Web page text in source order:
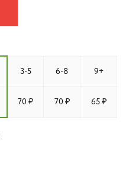
3-5 6-8 9+
70 ₽ 70 ₽ 65 ₽